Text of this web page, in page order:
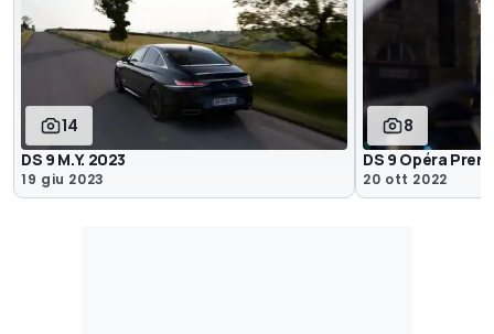
14
DS 9 M.Y. 2023
19 giu 2023
8
DS 9 Opéra
20 ott 2022